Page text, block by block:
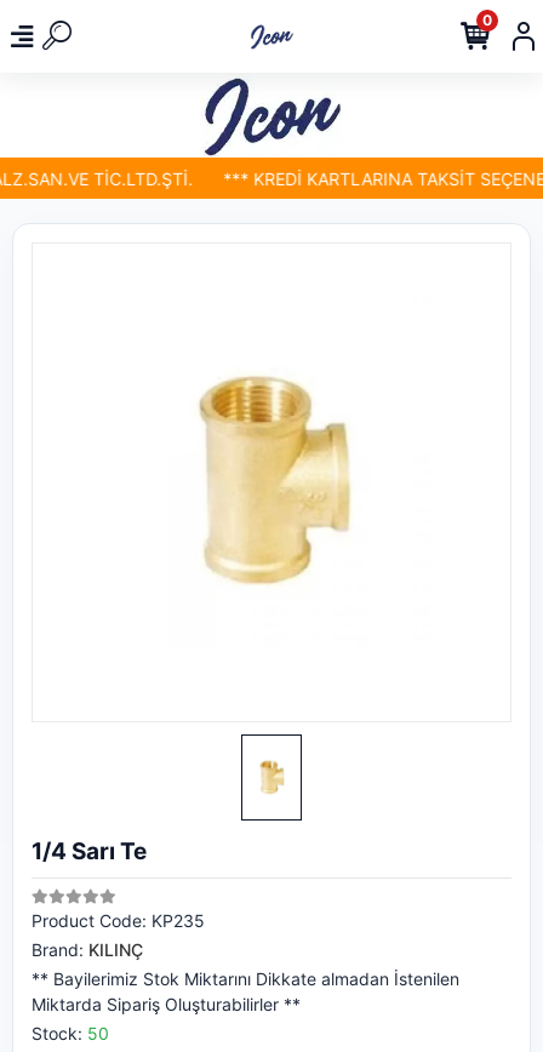
TİC.LTD.ŞTİ. *** KREDİ KARTLARINA TAKSİT
0
1/4 Sarı Te
Product Code: KP235
Brand: KILINÇ
** Bayilerimiz Stok Miktarını Dikkate almadan İstenilen
Miktarda Sipariş Oluşturabilirler **
Stock: 50